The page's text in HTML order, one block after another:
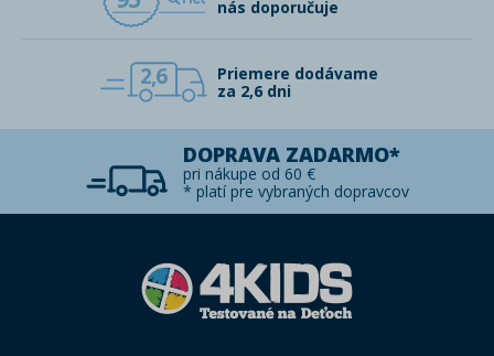
nás doporučuje
2,6
Priemere dodávame
za 2,6 dni
DOPRAVA ZADARMO*
pri nákupe od 60 €
* platí pre vybraných dopravcov